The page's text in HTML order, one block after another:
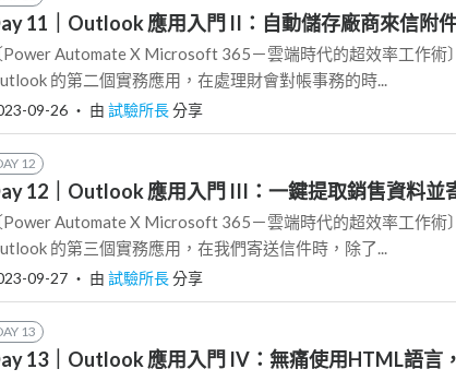
個由 Microsoft 所推出的強大自動化工具，能夠讓你以無代
我們寶貴的時間和精力外，更能輕鬆實現更高效、彈性的工
11｜Outlook 應用入門 II：自動儲存廠商來信附
Power Automate X Microsoft 365－雲端時代的超效率工作術
的第二個實務應用，在處理財會對帳事務的時...
09-26 ‧ 由 試驗所長分享
12
12｜Outlook 應用入門 III：一鍵提取銷售資料並
Power Automate X Microsoft 365－雲端時代的超效率工作術
的第三個實務應用，在我們寄送信件時，除了...
09-27 ‧ 由 試驗所長分享
13
13｜Outlook 應用入門 IV：無痛使用HTML語言